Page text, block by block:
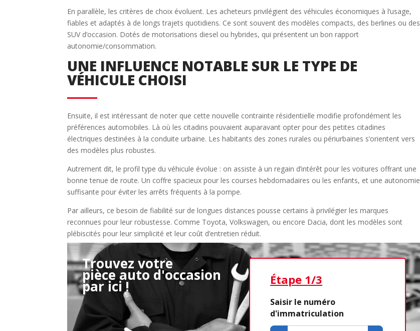
En parallèle, les critères de choix évoluent. Les acheteurs privilégient des véhicules économiques à l’usage,
fiables et adaptés à de longs trajets quotidiens. Ce sont souvent des modèles compacts, des berlines ou des
SUV d’occasion. Dotés de motorisations diesel ou hybrides, qui présentent un bon rapport
autonomie/consommation.
UNE INFLUENCE NOTABLE SUR LE TYPE DE
VÉHICULE CHOISI
Ensuite, il est intéressant de noter que cette nouvelle contrainte résidentielle modifie profondément les
préférences automobiles. Là où les citadins pouvaient auparavant opter pour des petites citadines
électriques destinées à la conduite urbaine. Les habitants des zones rurales ou périurbaines s’orientent vers
des modèles plus robustes.
Autrement dit, le profil type du véhicule évolue : on assiste à un regain d’intérêt pour les voitures offrant une
bonne tenue de route. Un coffre spacieux pour les courses hebdomadaires ou les enfants, et une autonomie
suffisante pour éviter les arrêts fréquents à la pompe.
Par ailleurs, ce besoin de fiabilité sur de longues distances pousse certains à privilégier les marques
reconnues pour leur robustesse. Comme Toyota, Volkswagen, ou encore Dacia, dont les modèles sont
plébiscités pour leur simplicité et leur coût d’entretien réduit.
Trouvez votre
pièce auto d'occasion
par ici !Étape 2/3
Déjà adhérent ?
Étape 1/3
Saisir le numéro
d'immatriculation